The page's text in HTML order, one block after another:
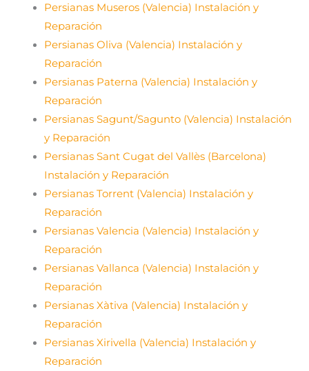
Persianas Museros (Valencia) Instalación y
Reparación
Persianas Oliva (Valencia) Instalación y
Reparación
Persianas Paterna (Valencia) Instalación y
Reparación
Persianas Sagunt/Sagunto (Valencia) Instalación
y Reparación
Persianas Sant Cugat del Vallès (Barcelona)
Instalación y Reparación
Persianas Torrent (Valencia) Instalación y
Reparación
Persianas Valencia (Valencia) Instalación y
Reparación
Persianas Vallanca (Valencia) Instalación y
Reparación
Persianas Xàtiva (Valencia) Instalación y
Reparación
Persianas Xirivella (Valencia) Instalación y
Reparación